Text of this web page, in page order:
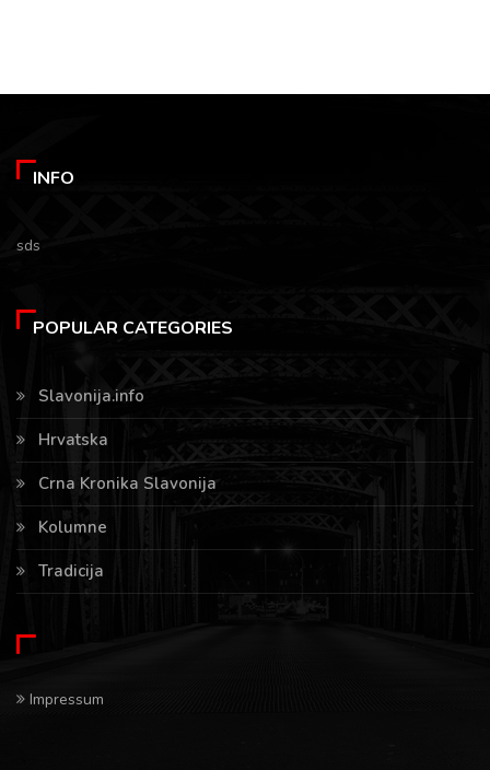
INFO
sds
POPULAR CATEGORIES
Slavonija.info
Hrvatska
Crna Kronika Slavonija
Kolumne
Tradicija
Impressum